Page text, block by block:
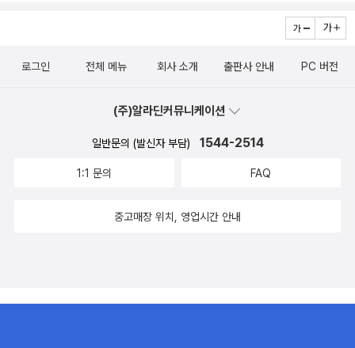
로그인 전체 메뉴 회사 소개 출판사 안내 PC 버전
(주)알라딘커뮤니케이션
일반문의 (발신자 부담) 1544-2514
1:1 문의 FAQ
중고매장 위치, 영업시간 안내